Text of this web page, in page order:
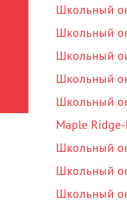
Школьный
Школьный
Школьный
Школьный
Школьный
Maple
Школьный
Школьный
Школьный